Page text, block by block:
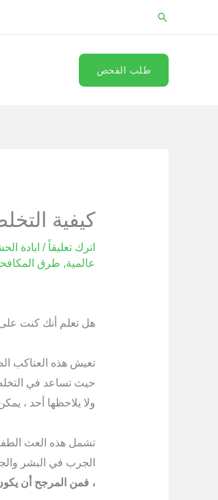
البحث
طلب الفحص
كيفية التخلص من
اترك تعليقاً / ابادة
عالمية, طرق
هل تعلم أنك كنت
تعيش هذه العناكب
حيث تساعد في
ولا يلاحظها أحد ،
تشمل هذه العث
الجرب في البشر
، فمن المرجح أن